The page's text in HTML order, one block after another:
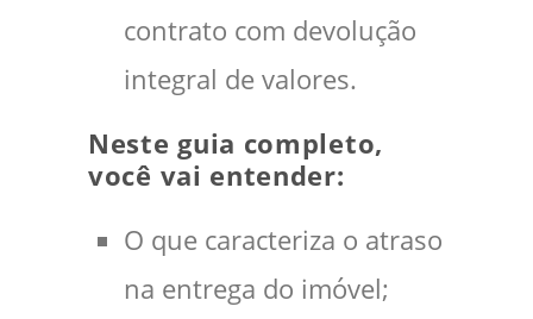
contrato com devolução
integral de valores.
Neste guia completo,
você vai entender:
O que caracteriza o atraso
na entrega do imóvel;